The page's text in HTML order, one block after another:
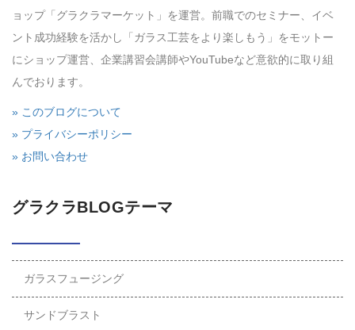
ョップ「グラクラマーケット」を運営。前職でのセミナー、イベ
ント成功経験を活かし「ガラス工芸をより楽しもう」をモットー
にショップ運営、企業講習会講師やYouTubeなど意欲的に取り組
んでおります。
» このブログについて
» プライバシーポリシー
» お問い合わせ
グラクラBLOGテーマ
ガラスフュージング
サンドブラスト